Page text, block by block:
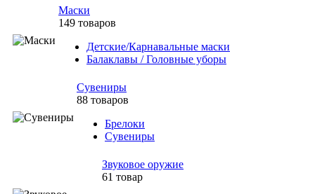
Маски
149 товаров
Детские/Карнавальные маски
Балаклавы / Головные уборы
Сувениры
88 товаров
Брелоки
Сувениры
Звуковое оружие
61 товар